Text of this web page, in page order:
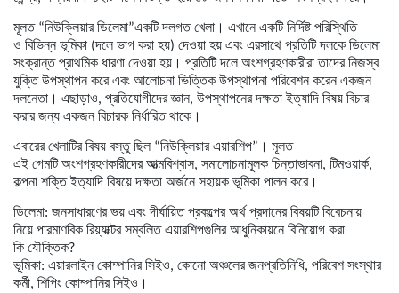
মূলত “নিউক্লিয়ার ডিলেমা”একটি দলগত খেলা। এখানে একটি নির্দিষ্ট পরিস্থিতি
ও বিভিন্ন ভূমিকা (দলে ভাগ করা হয়) দেওয়া হয় এবং এরসাথে প্রতিটি দলকে ডিলেমা
সংক্রান্ত প্রাথমিক ধারণা দেওয়া হয়। প্রতিটি দলে অংশগ্রহণকারীরা তাদের নিজস্ব
যুক্তি উপস্থাপন করে এবং আলোচনা ভিত্তিক উপস্থাপনা পরিবেশন করেন একজন
দলনেতা। এছাড়াও, প্রতিযোগীদের জ্ঞান, উপস্থাপনের দক্ষতা ইত্যাদি বিষয় বিচার
করার জন্য একজন বিচারক নির্ধারিত থাকে।
এবারের খেলাটির বিষয় বস্তু ছিল “নিউক্লিয়ার এয়ারশিপ”। মূলত
এই গেমটি অংশগ্রহণকারীদের আত্মবিশ্বাস, সমালোচনামূলক চিন্তাভাবনা, টিমওয়ার্ক,
কল্পনা শক্তি ইত্যাদি বিষয়ে দক্ষতা অর্জনে সহায়ক ভূমিকা পালন করে।
ডিলেমা: জনসাধারণের ভয় এবং দীর্ঘায়িত প্রকল্পের অর্থ প্রদানের বিষয়টি বিবেচনায়
নিয়ে পারমাণবিক রিয়্যাক্টর সম্বলিত এয়ারশিপগুলির আধুনিকায়নে বিনিয়োগ করা
কি যৌক্তিক?
ভূমিকা: এয়ারলাইন কোম্পানির সিইও, কোনো অঞ্চলের জনপ্রতিনিধি, পরিবেশ সংস্থার
কর্মী, শিপিং কোম্পানির সিইও।